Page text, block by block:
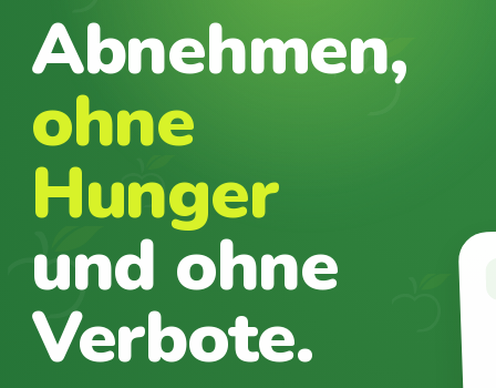
Abnehmen,
ohne
Hunger
und ohne
Verbote.